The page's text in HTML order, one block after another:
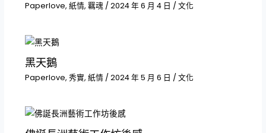
Paperlove, 紙情, 羈魂 / 2024 年 6 月 4 日 / 文化
黑天鵝
Paperlove, 秀實, 紙情/ 2024 年 5 月 6 日 / 文化